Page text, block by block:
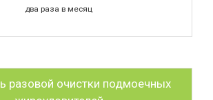
два раза в месяц
разовой очистки подмоечных